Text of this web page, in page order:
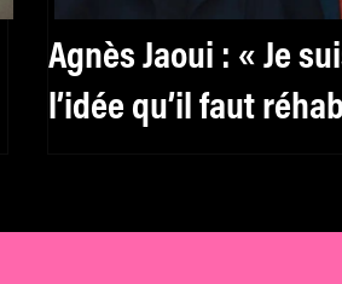
Agnès Jaoui : « Je
l’idée qu’il faut